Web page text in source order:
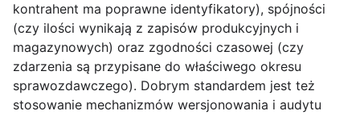
kontrahent ma poprawne identyfikatory), spójności
(czy ilości wynikają z zapisów produkcyjnych i
magazynowych) oraz zgodności czasowej (czy
zdarzenia są przypisane do właściwego okresu
sprawozdawczego). Dobrym standardem jest też
stosowanie mechanizmów wersjonowania i audytu